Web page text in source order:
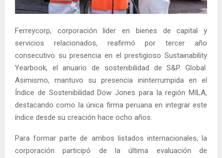
Ferreycorp, corporación líder en bienes de capital y
servicios relacionados, reafirmó por tercer año
consecutivo su presencia en el prestigioso Sustainability
Yearbook, el anuario de sostenibilidad de S&P Global.
Asimismo, mantuvo su presencia ininterrumpida en el
Índice de Sostenibilidad Dow Jones para la región MILA,
destacando como la única firma peruana en integrar este
índice desde su creación hace ocho años.
Para formar parte de ambos listados internacionales, la
corporación participó de la última evaluación de